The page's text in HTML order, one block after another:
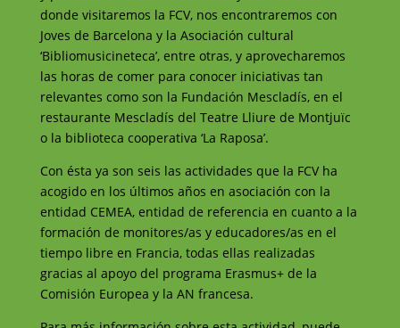
donde visitaremos la FCV, nos encontraremos con
Joves de Barcelona y la Asociación cultural
‘Bibliomusicineteca’, entre otras, y aprovecharemos
las horas de comer para conocer iniciativas tan
relevantes como son la Fundación Mescladís, en el
restaurante Mescladís del Teatre Lliure de Montjuïc
o la biblioteca cooperativa ‘La Raposa’.
Con ésta ya son seis las actividades que la FCV ha
acogido en los últimos años en asociación con la
entidad CEMEA, entidad de referencia en cuanto a la
formación de monitores/as y educadores/as en el
tiempo libre en Francia, todas ellas realizadas
gracias al apoyo del programa Erasmus+ de la
Comisión Europea y la AN francesa.